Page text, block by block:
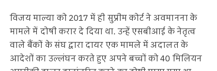
विजय माल्या को 2017 में ही सुप्रीम कोर्ट ने अवमानना के
मामले में दोषी करार दे दिया था. उन्हें एसबीआई के नेतृत्व
वाले बैंकों के संघ द्वारा दायर एक मामले में अदालत के
आदेशों का उल्लंघन करते हुए अपने बच्चों को 40 मिलियन